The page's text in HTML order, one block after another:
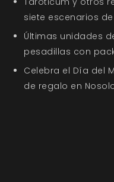
siete escenarios de
Últimas unidades
pesadillas con
Celebra el Día del
de regalo en